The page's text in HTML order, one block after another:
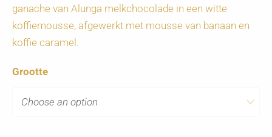
ganache van Alunga melkchocolade in een witte
koffiemousse, afgewerkt met mousse van banaan en
koffie caramel.
Grootte